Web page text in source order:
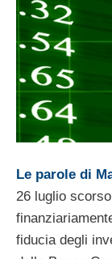
Le parole di
26 luglio
fiducia degli